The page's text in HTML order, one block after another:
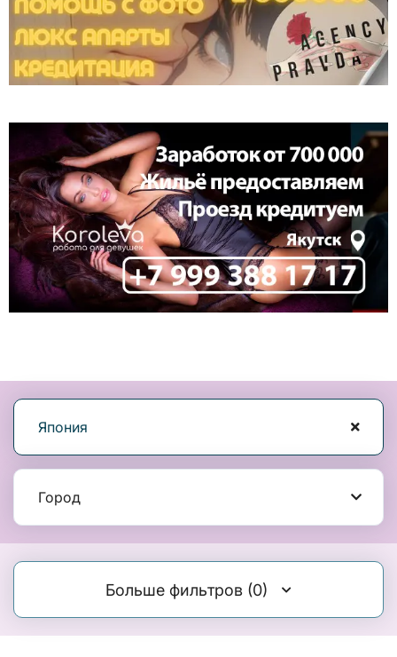
Япония
Город
Больше фильтров (0)